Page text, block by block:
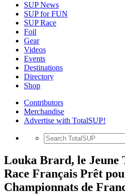
SUP News
SUP for FUN
SUP Race
Foil
Gear
Videos
Events
Destinations
Directory
Shop
Contributors
Merchandise
Advertise with TotalSUP!
Louka Brard, le Jeune
Race Français Prêt
Championnats de